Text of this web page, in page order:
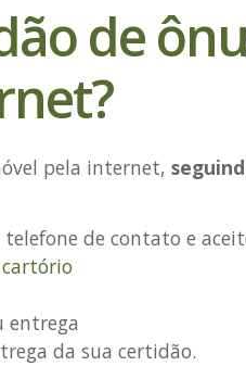
de
pela internet,
de contato e
entrega
da sua certidão.